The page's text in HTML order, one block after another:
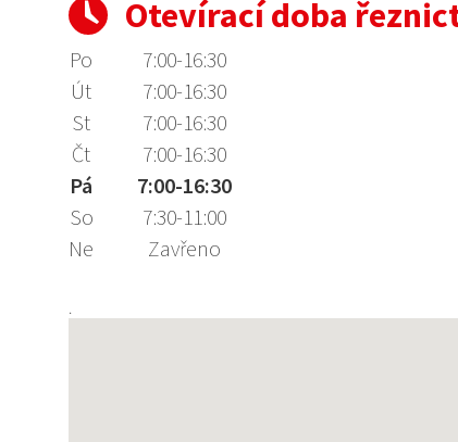
Otevírací doba
Po
7:00-16:30
Út
7:00-16:30
St
7:00-16:30
Čt
7:00-16:30
Pá
7:00-16:30
So
7:30-11:00
Ne
Zavřeno
.